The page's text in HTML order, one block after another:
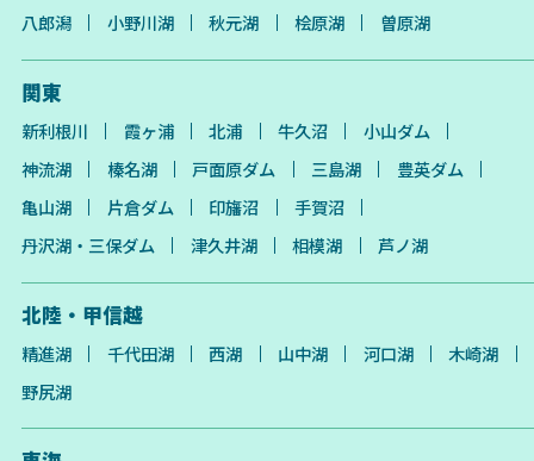
八郎潟 小野川湖 秋元湖 桧原湖 曽原湖
関東
新利根川 霞ヶ浦 北浦 牛久沼
小山ダム
神流湖
榛名湖 戸面原ダム 三島湖
豊英ダム
亀山湖
片倉ダム 印旛沼
手賀沼
丹沢湖・三保ダム
津久井湖 相模湖 芦ノ湖
北陸・甲信越
精進湖 千代田湖 西湖 山中湖 河口湖
木崎湖
野尻湖